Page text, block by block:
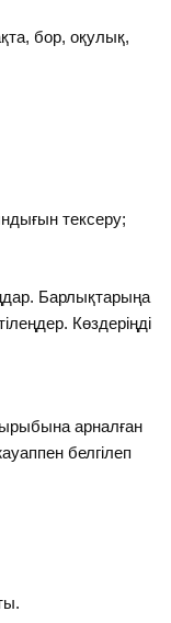
бор, оқулық,
тексеру;
Барлықтарыңа
Көздеріңді
арналған
белгілеп